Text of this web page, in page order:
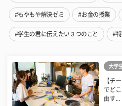
#もやもや解決ゼミ #お金の授業
#学生の君に伝えたい３つのこと #
大学
【チ
でど
由す...